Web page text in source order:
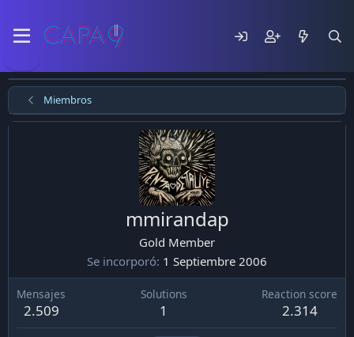
Miembros
mmirandap
Gold Member
Se incorporó 1 Septiembre 2006
Mensajes
2.509
Solutions
1
Reaction score
2.314